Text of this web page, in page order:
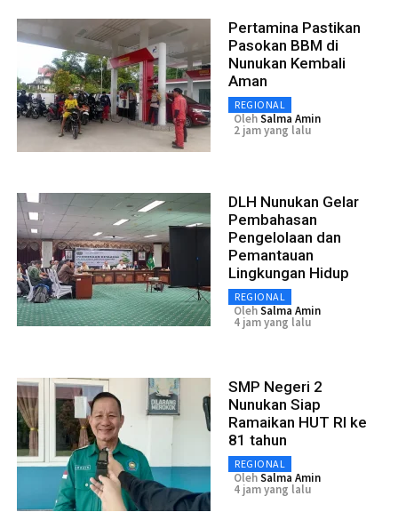
Pertamina Pastikan
Pasokan BBM di
Nunukan Kembali
Aman
REGIONAL
OlehSalma Amin
2 jam yang lalu
DLH Nunukan Gelar
Pembahasan
Pengelolaan dan
Pemantauan
Lingkungan Hidup
REGIONAL
OlehSalma Amin
4 jam yang lalu
SMP Negeri 2
Nunukan Siap
Ramaikan HUT RI ke
81 tahun
REGIONAL
OlehSalma Amin
4 jam yang lalu